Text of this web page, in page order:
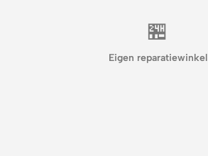
🏪
Eigen reparatiewinkel